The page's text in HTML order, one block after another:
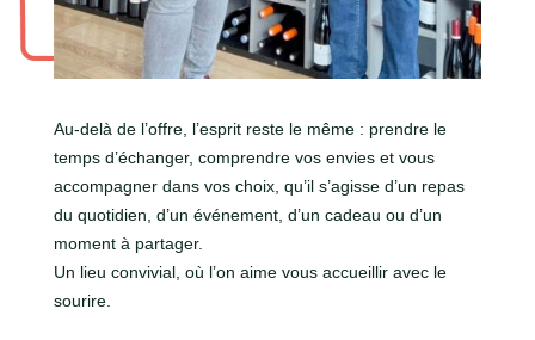
Au-delà de l’offre, l’esprit reste le même : prendre le
temps d’échanger, comprendre vos envies et vous
accompagner dans vos choix, qu’il s’agisse d’un repas
du quotidien, d’un événement, d’un cadeau ou d’un
moment à partager.
Un lieu convivial, où l’on aime vous accueillir avec le
sourire.